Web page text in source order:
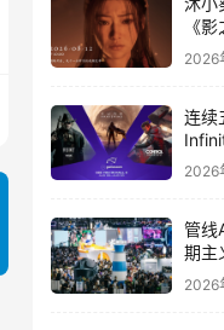
《
日开
2026
连续
戏展
2026
管线
期主
识时
2026